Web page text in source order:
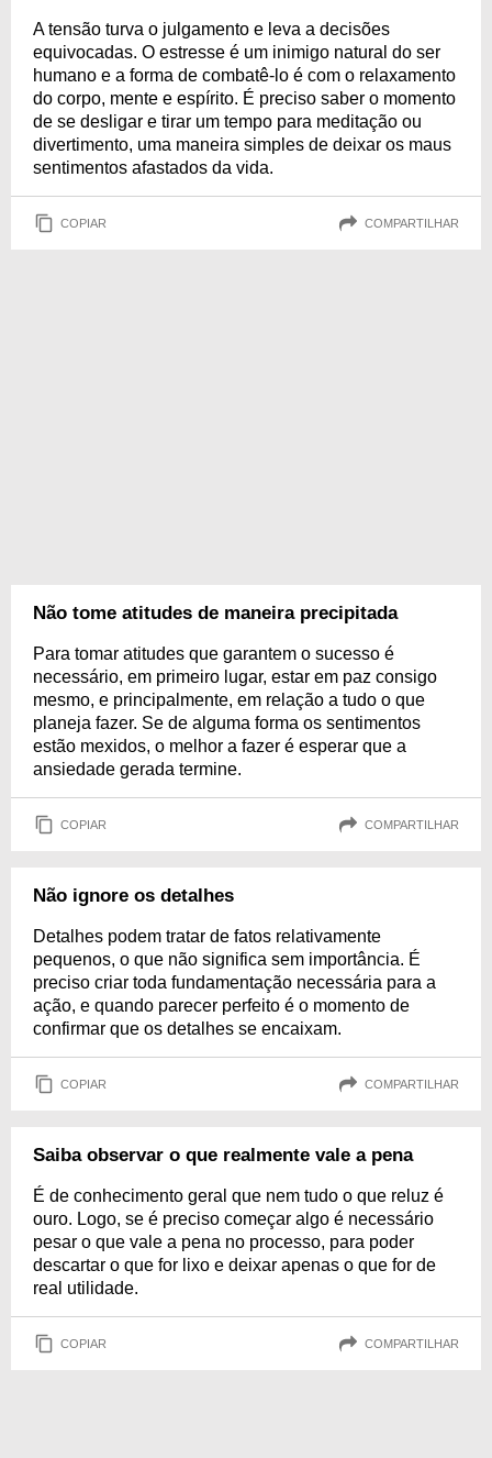
A tensão turva o julgamento e leva a decisões
equivocadas. O estresse é um inimigo natural do ser
humano e a forma de combatê-lo é com o relaxamento
do corpo, mente e espírito. É preciso saber o momento
de se desligar e tirar um tempo para meditação ou
divertimento, uma maneira simples de deixar os maus
sentimentos afastados da vida.
COPIAR COMPARTILHAR
Não tome atitudes de maneira precipitada
Para tomar atitudes que garantem o sucesso é
necessário, em primeiro lugar, estar em paz consigo
mesmo, e principalmente, em relação a tudo o que
planeja fazer. Se de alguma forma os sentimentos
estão mexidos, o melhor a fazer é esperar que a
ansiedade gerada termine.
COPIAR COMPARTILHAR
Não ignore os detalhes
Detalhes podem tratar de fatos relativamente
pequenos, o que não significa sem importância. É
preciso criar toda fundamentação necessária para a
ação, e quando parecer perfeito é o momento de
confirmar que os detalhes se encaixam.
COPIAR COMPARTILHAR
Saiba observar o que realmente vale a pena
É de conhecimento geral que nem tudo o que reluz é
ouro. Logo, se é preciso começar algo é necessário
pesar o que vale a pena no processo, para poder
descartar o que for lixo e deixar apenas o que for de
real utilidade.
COPIAR COMPARTILHAR